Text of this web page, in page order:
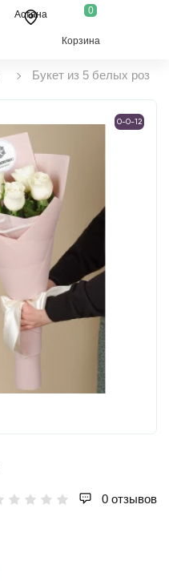
Астана 0
Корзина
Букет из 5 белых роз
0-0-12
0 отзывов